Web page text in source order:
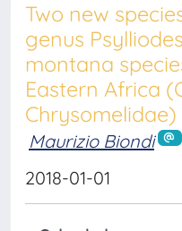
Two new
genus
montana
Eastern Africa
Chrysomelidae)
Maurizio Biondi
2018-01-01